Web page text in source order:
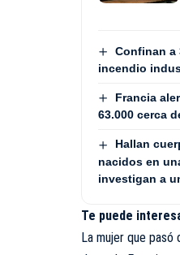
Confinan a
incendio
Francia
63.000 cerca
Hallan
nacidos en
investigan a
Te puede
La mujer que pasó